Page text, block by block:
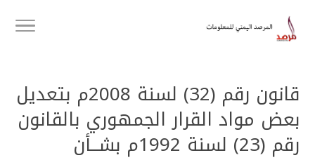
قانون رقم (32) لسنة 2008م بتعديل
بعض مواد القرار الجمهوري بالقانون
رقم (23) لسنة 1992م بشــأن